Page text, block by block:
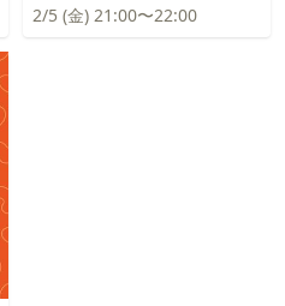
2/5 (金) 21:00〜22:00